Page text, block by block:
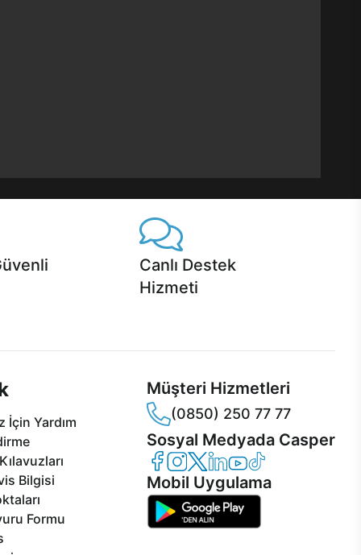
Canlı Destek
Hizmeti
İçin Yardım
Bilgisi
Formu
Müşteri Hizmetleri
(0850) 250 77 77
Sosyal Medyada Casper
Casper Facebook
Casper Instagram
Casper Twitter
Casper LinkedIn
Casper YouTube
Casper TikTok
Mobil Uygulama